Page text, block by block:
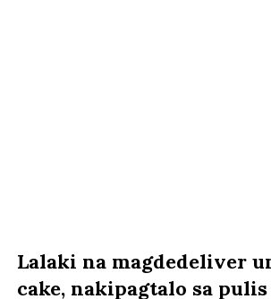
Lalaki na magdedeliver
cake, nakipagtalo sa